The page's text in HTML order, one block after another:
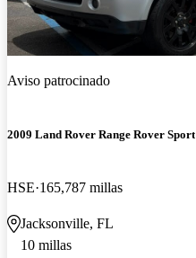
Aviso patrocinado
2009 Land Rover Range Rover Sport
HSE 165,787 millas
Jacksonville, FL
10 millas